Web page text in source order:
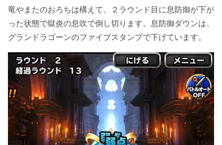
竜やまたのおろちは構えて、２ラウンド目に息防御が下が
った状態で獄炎の息吹で倒し切ります。息防御ダウンは、
グランドラゴーンのファイブスタンプで下げています。